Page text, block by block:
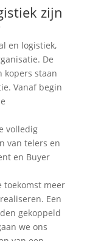
zijn
en logistiek,
De
kopers staan
Vanaf begin
volledig
van telers en
en Buyer
toekomst meer
Een
gekoppeld
we ons